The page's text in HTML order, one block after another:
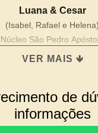
Luana & Cesar
(Isabel, Rafael e Helena)
Núcleo São Pedro
Ivoti/ RS
VER MAIS 🡻
de
informações